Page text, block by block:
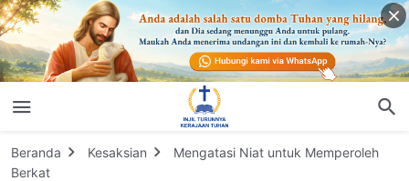
Beranda Kesaksian
Mengatasi Niat untuk Memperoleh
Berkat